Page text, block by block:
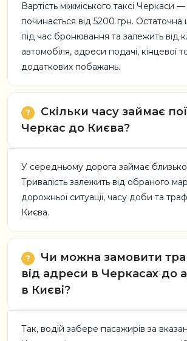
Вартість міжміського таксі Черкаси —
починається від 5200 грн. Остаточна
під час бронювання та залежить від
автомобіля, адреси подачі, кінцевої
додаткових побажань.
Скільки часу займає
Черкас до Києва?
У середньому дорога займає близько
Тривалість залежить від обраного
дорожньої ситуації, часу доби та
Києва.
Чи можна замовити
від адреси в Черкасах до
в Києві?
Так, водій забере пасажирів за